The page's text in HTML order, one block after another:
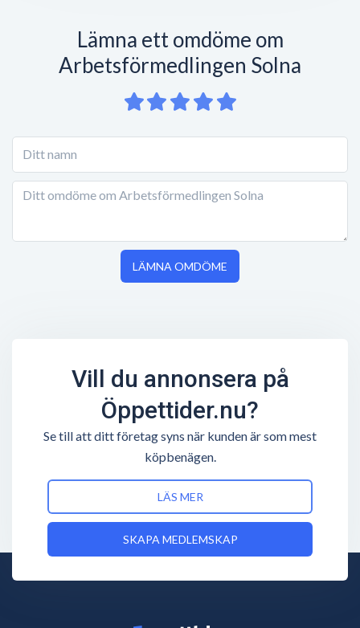
Lämna ett omdöme om
Arbetsförmedlingen Solna
LÄMNA OMDÖME
Vill du annonsera på
Öppettider.nu?
Se till att ditt företag syns när kunden är som mest
köpbenägen.
LÄS MER
SKAPA MEDLEMSKAP